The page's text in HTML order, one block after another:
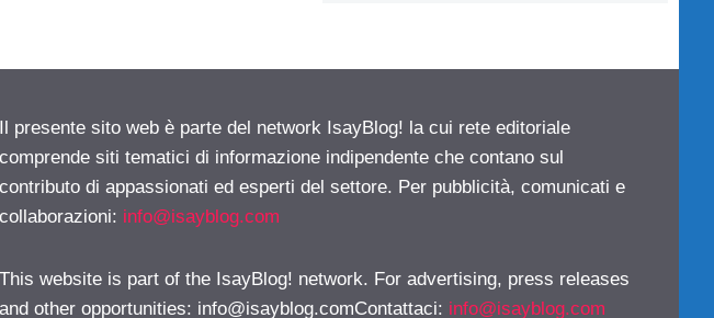
Il presente sito web è parte del network IsayBlog! la cui rete editoriale
comprende siti tematici di informazione indipendente che contano sul
contributo di appassionati ed esperti del settore. Per pubblicità, comunicati e
collaborazioni: info@isayblog.com
This website is part of the IsayBlog! network. For advertising, press releases
and other opportunities: info@isayblog.comContattaci: info@isayblog.com